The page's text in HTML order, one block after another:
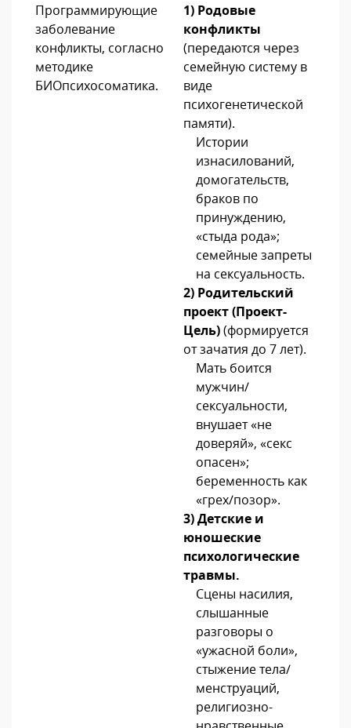
Программирующие
заболевание
конфликты, согласно
методике
БИОпсихосоматика.
1) Родовые
конфликты
(передаются через
семейную систему в
виде
психогенетической
памяти).
Истории
изнасилований,
домогательств,
браков по
принуждению,
«стыда рода»;
семейные запреты
на сексуальность.
2) Родительский
проект (Проект-
Цель)(формируется
от зачатия до 7 лет).
Мать боится
мужчин/
сексуальности,
внушает «не
доверяй», «секс
опасен»;
беременность как
«грех/позор».
3)Детские и
юношеские
психологические
травмы.
Сцены насилия,
слышанные
разговоры о
«ужасной боли»,
стыжение тела/
менструаций,
религиозно-